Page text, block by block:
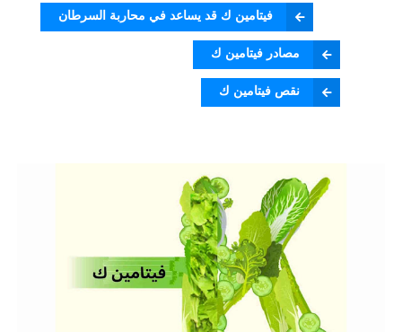
فيتامين ك قد يساعد في محاربة السرطان
مصادر فيتامين ك
نقص فيتامين ك